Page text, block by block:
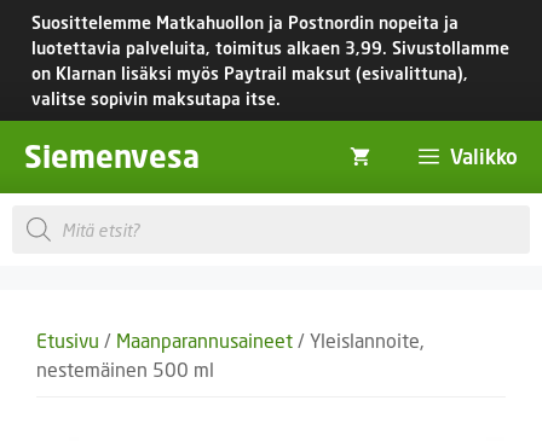
Siirry
sisältöön
Suosittelemme Matkahuollon ja Postnordin nopeita ja
luotettavia palveluita, toimitus alkaen 3,99. Sivustollamme
on Klarnan lisäksi myös Paytrail maksut (esivalittuna),
valitse sopivin maksutapa itse.
Siemenvesa Valikko
Products
search
Etusivu / Maanparannusaineet / Yleislannoite,
nestemäinen 500 ml